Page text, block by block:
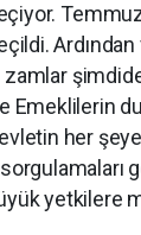
Ardından
zamlar
Emeklilerin
her
yetkilere